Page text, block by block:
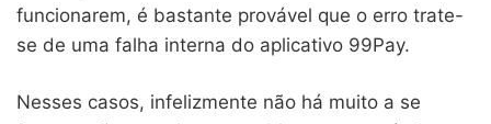
funcionarem, é bastante provável que o erro trate-
se de uma falha interna do aplicativo 99Pay.
Nesses casos, infelizmente não há muito a se